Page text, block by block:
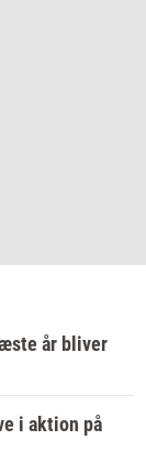
år bliver
i aktion på